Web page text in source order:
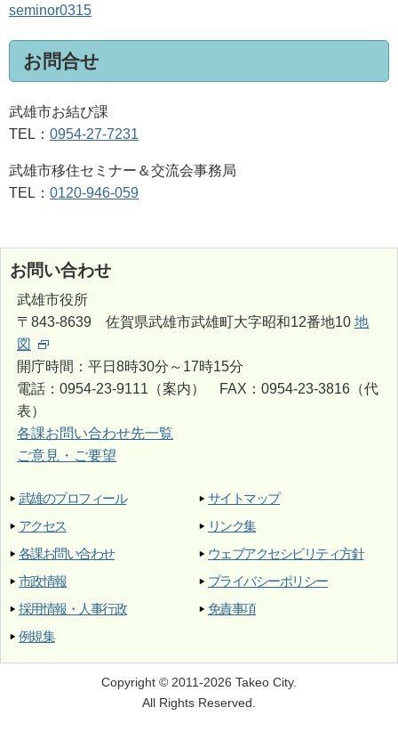
seminor0315
お問合せ
武雄市お結び課
TEL： 0954-27-7231
武雄市移住セミナー＆交流会事務局
TEL： 0120-946-059
お問い合わせ
武雄市役所
〒843-8639 佐賀県武雄市武雄町大字昭和12番地10 地
図
開庁時間：平日8時30分～17時15分
電話：0954-23-9111（案内） FAX：0954-23-3816（代
表）
各課お問い合わせ先一覧
ご意見・ご要望
武雄のプロフィール
アクセス
各課お問い合わせ
市政情報
採用情報・人事行政
例規集
サイトマップ
リンク集
ウェブアクセシビリティ方針
プライバシーポリシー
免責事項
Copyright © 2011-2026 Takeo City.
All Rights Reserved.